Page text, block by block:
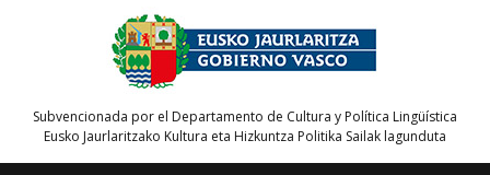
Subvencionada por el Departamento de Cultura y Política Lingüística
Eusko Jaurlaritzako Kultura eta Hizkuntza Politika Sailak lagunduta